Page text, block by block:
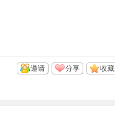
收藏
分享
邀请